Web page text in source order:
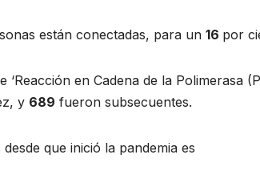
están conectadas, para un 16 por
‘Reacción en Cadena de la Polimerasa
y 689 fueron subsecuentes.
que inició la pandemia es